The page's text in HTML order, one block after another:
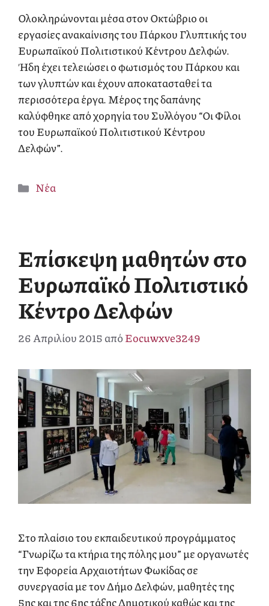
Ολοκληρώνονται μέσα στον Οκτώβριο οι
εργασίες ανακαίνισης του Πάρκου Γλυπτικής του
Ευρωπαϊκού Πολιτιστικού Κέντρου Δελφών.
Ήδη έχει τελειώσει ο φωτισμός του Πάρκου και
των γλυπτών και έχουν αποκατασταθεί τα
περισσότερα έργα. Μέρος της δαπάνης
καλύφθηκε από χορηγία του Συλλόγου “Οι Φίλοι
του Ευρωπαϊκού Πολιτιστικού Κέντρου
Δελφών”.
Κατηγορίες
Νέα
Επίσκεψη μαθητών στο
Ευρωπαϊκό Πολιτιστικό
Κέντρο Δελφών
26 Απριλίου 2015απόEocuwxve3249
Στο πλαίσιο του εκπαιδευτικού προγράμματος
“Γνωρίζω τα κτήρια της πόλης μου” με οργανωτές
την Εφορεία Αρχαιοτήτων Φωκίδας σε
συνεργασία με τον Δήμο Δελφών, μαθητές της
5ης και της 6ης τάξης Δημοτικού καθώς και της